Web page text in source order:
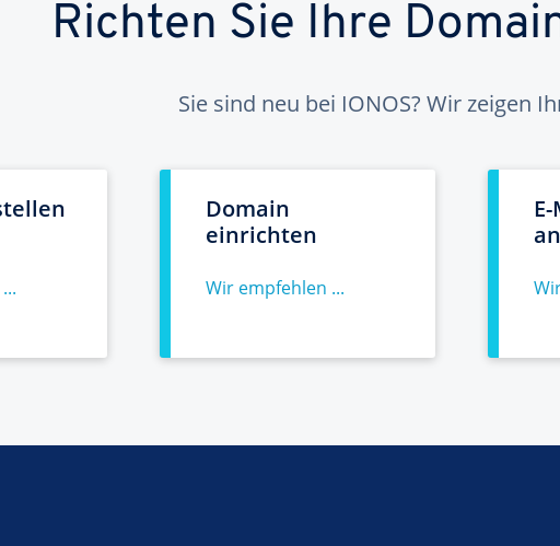
Richten Sie Ihre
Sie sind neu bei IONOS? Wir zeigen
Domain
einrichten
Wir empfehlen ...